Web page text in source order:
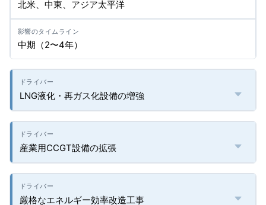
北米、中東、アジア太平洋
中期（2〜4年）
LNG液化・再ガス化設備の増強
産業用CCGT設備の拡張
厳格なエネルギー効率改造工事